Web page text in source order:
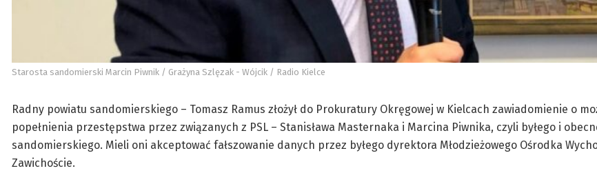
Starosta sandomierski Marcin Piwnik / Grażyna Szlęzak - Wójcik / Radio Kielce
Radny powiatu sandomierskiego – Tomasz Ramus złożył do Prokuratury Okręgowej w Kielcach zawiadomienie o
popełnienia przestępstwa przez związanych z PSL – Stanisława Masternaka i Marcina Piwnika, czyli byłego i
sandomierskiego. Mieli oni akceptować fałszowanie danych przez byłego dyrektora Młodzieżowego Ośrodka
Zawichoście.